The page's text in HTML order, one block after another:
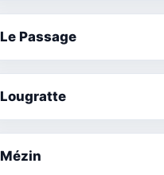
Le Passage
Lougratte
Mézin